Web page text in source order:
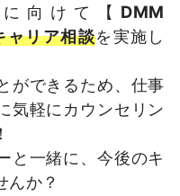
向けて【 DMM
ャリア相談を実施し
ができるため、仕事
気軽にカウンセリン
と一緒に、今後のキ
んか？